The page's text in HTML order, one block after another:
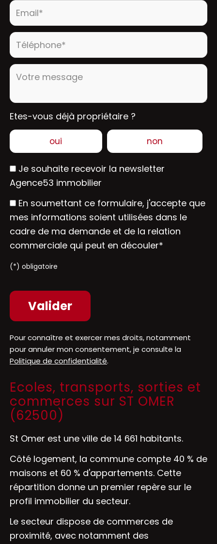
Email* :
Téléphone* :
Votre message :
Etes-vous déjà propriétaire ?
oui non
Je souhaite recevoir la newsletter
Agence53 immobilier
En soumettant ce formulaire, j'accepte que
mes informations soient utilisées dans le
cadre de ma demande et de la relation
commerciale qui peut en découler*
(*) obligatoire
Pour connaître et exercer mes droits, notamment
pour annuler mon consentement, je consulte la
Politique de confidentialité.
Ecoles, transports, sorties et
commerces sur ST OMER
(62500)
St Omer est une ville de 14 661 habitants.
Côté logement, la commune compte 40 % de
maisons et 60 % d'appartements. Cette
répartition donne un premier repère sur le
profil immobilier du secteur.
Le secteur dispose de commerces de
proximité, avec notamment des